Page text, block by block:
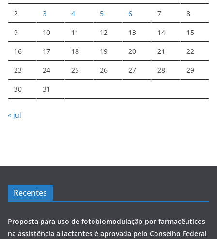
2 3 4 5 6 7 8
9 10 11 12 13 14 15
16 17 18 19 20 21 22
23 24 25 26 27 28 29
30 31
« jul
Recentes
Proposta para uso de fotobiomodulação por farmacêuticos
na assistência a lactantes é aprovada pelo Conselho Federal